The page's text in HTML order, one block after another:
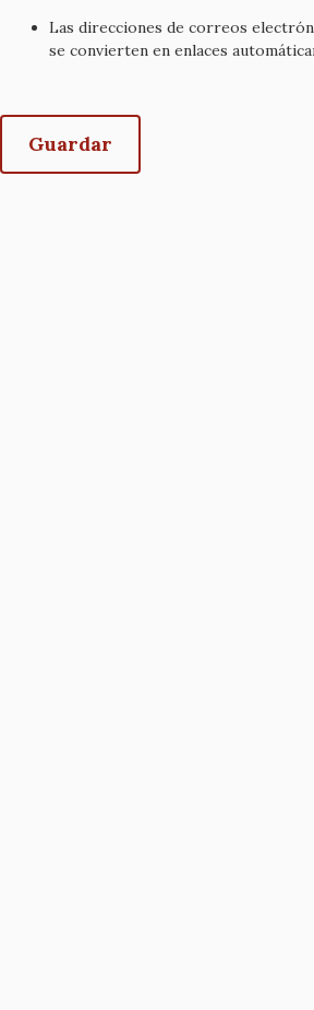
Las direcciones de correos
se convierten en enlaces